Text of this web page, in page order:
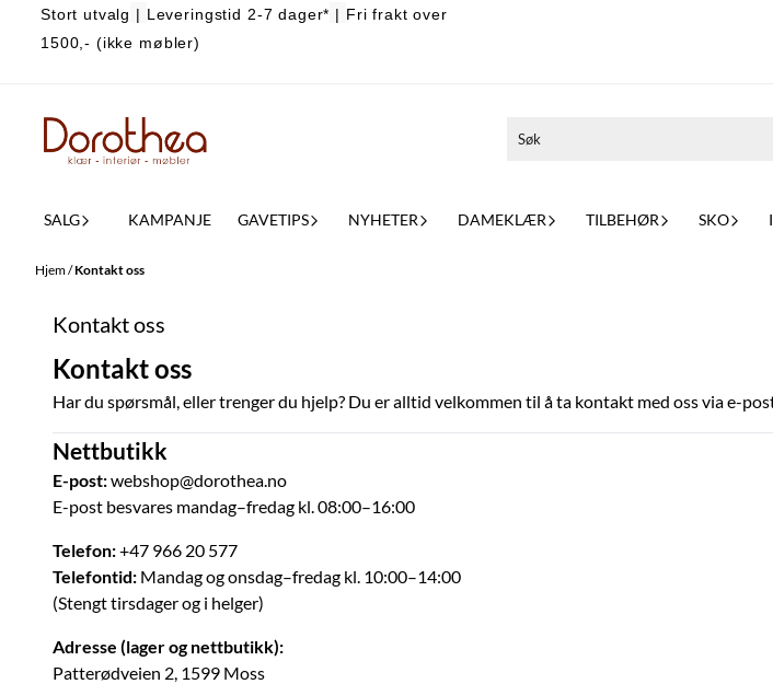
Hopp til innhold
Stort utvalg Leveringstid 2-7 dager*
Fri frakt over
1500,- (ikke møbler)
SALG KAMPANJE GAVETIPS NYHETER DAMEKLÆR TILBEHØR SKO
Hjem/Kontakt oss
Kontakt oss
Kontakt oss
Har du spørsmål, eller trenger du hjelp? Du er alltid velkommen til å ta kontakt med oss via e-
Nettbutikk
E-post:webshop@dorothea.no
E-post besvares mandag–fredag kl. 08:00–16:00
Telefon:+47 966 20 577
Telefontid: Mandag og onsdag–fredag kl. 10:00–14:00
(Stengt tirsdager og i helger)
Adresse (lager og nettbutikk):
Patterødveien 2, 1599 Moss